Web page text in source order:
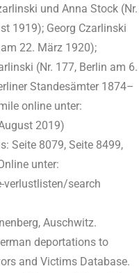
und Anna Stock (Nr.
1919); Georg Czarlinski
22. März 1920);
(Nr. 177, Berlin am 6.
Standesämter 1874–
online unter:
2019)
Seite 8079, Seite 8499,
unter:
verlustlisten/search
Auschwitz.
deportations to
and Victims Database.